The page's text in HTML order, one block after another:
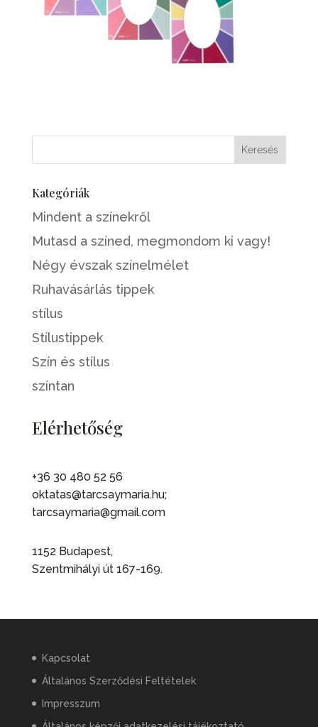
Kategóriák
Mindent a színekről
Mutasd a színed, megmondom ki vagy!
Négy évszak színelmélet
Ruhavásárlás tippek
stílus
Stílustippek
Szín és stílus
színtan
Elérhetőség
+36 30 480 52 56
oktatas@tarcsaymaria.hu;
tarcsaymaria@gmail.com
1152 Budapest,
Szentmihályi út 167-169.
Kapcsolat
Általános Szerződési Feltételek
Impresszum